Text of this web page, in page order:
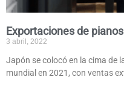
Exportaciones de
3 abril, 2022
Japón se colocó en la cima de
mundial en 2021, con ventas